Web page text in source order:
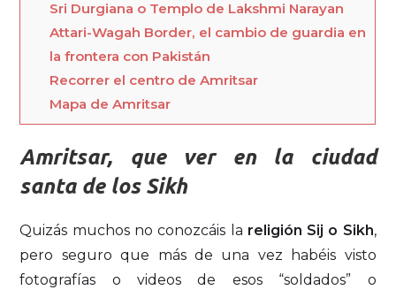
Sri Durgiana o Templo de Lakshmi Narayan
Attari-Wagah Border, el cambio de guardia en
la frontera con Pakistán
Recorrer el centro de Amritsar
Mapa de Amritsar
Amritsar, que ver en la ciudad
santa de los Sikh
Quizás muchos no conozcáis la religión Sij o Sikh,
pero seguro que más de una vez habéis visto
fotografías o videos de esos “soldados” o